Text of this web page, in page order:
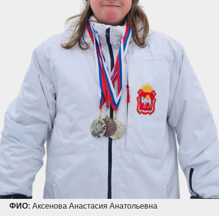
ФИО: Аксенова Анастасия Анатольевна